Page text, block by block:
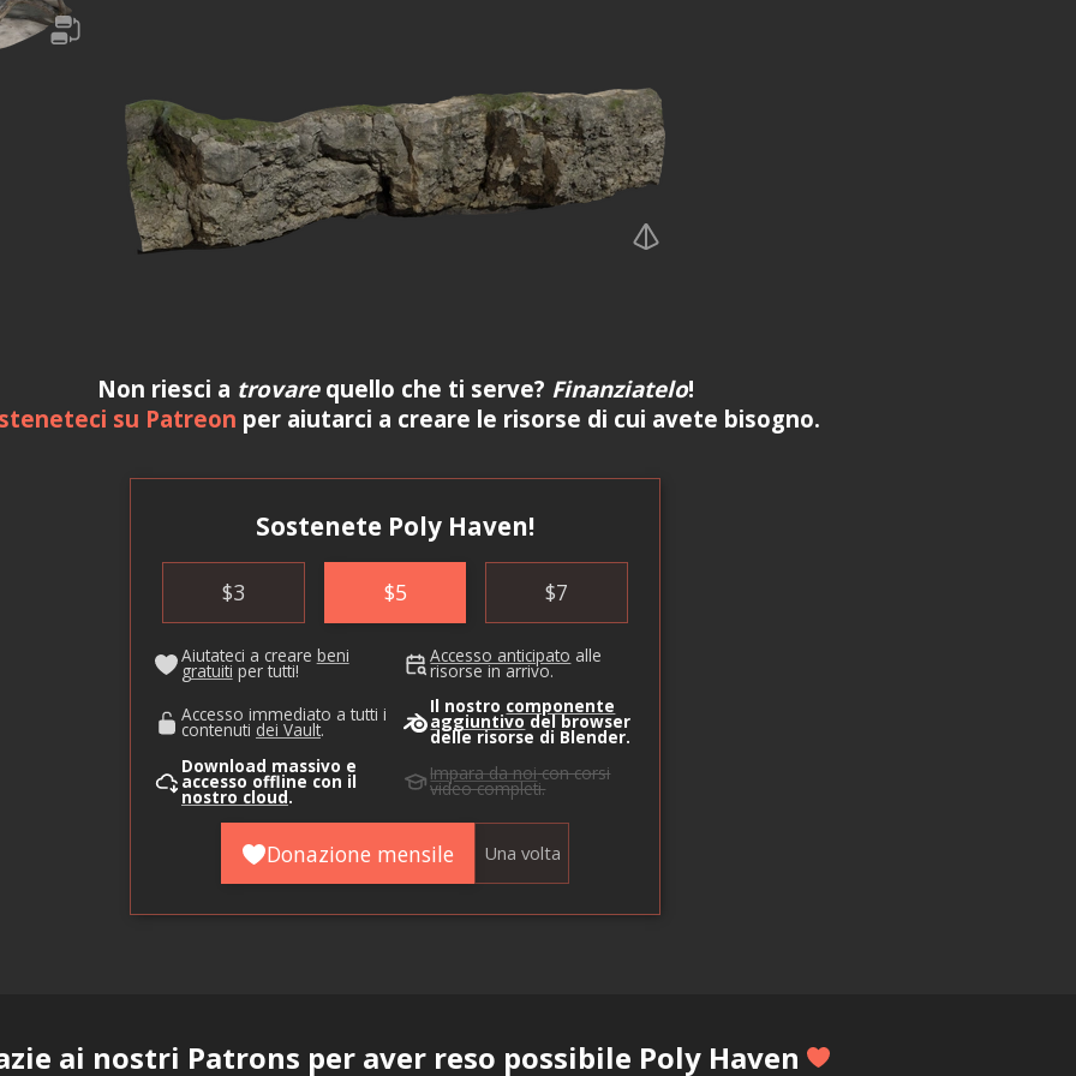
Non riesci a trovarequello che ti serve? Finanziatelo!
su Patreon per aiutarci a creare le risorse di cui avete bisogno.
Sostenete Poly Haven!
$3 $5 $7
Aiutateci a creare beni
gratuiti per tutti!
Accesso anticipato alle
risorse in arrivo.
Accesso immediato a tutti i
contenuti dei Vault.
Il nostro componente
aggiuntivo del browser
delle risorse di Blender.
Download massivo e
accesso offline con il
nostro cloud.
Impara da noicon corsi
video completi.
Donazione mensile Una volta
ai nostri Patrons per aver reso possibile Poly Haven